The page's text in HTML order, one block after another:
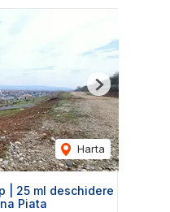
Harta
Next
| 25 ml deschidere
Piata